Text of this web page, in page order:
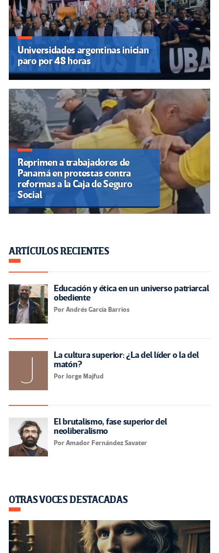
Universidades argentinas inician
paro por 48 horas
Reprimen a trabajadores de
Panamá en protestas contra
reformas a la Caja de Seguro
Social
ARTÍCULOS RECIENTES
Educación y ética en un universo patriarcal
obediente
Por Andrés García Barrios
La cultura superior: ¿La del líder o la del
matón?
Por Jorge Majfud
El brutalismo, fase superior del
neoliberalismo
Por Amador Fernández Savater
OTRAS VOCES DESTACADAS